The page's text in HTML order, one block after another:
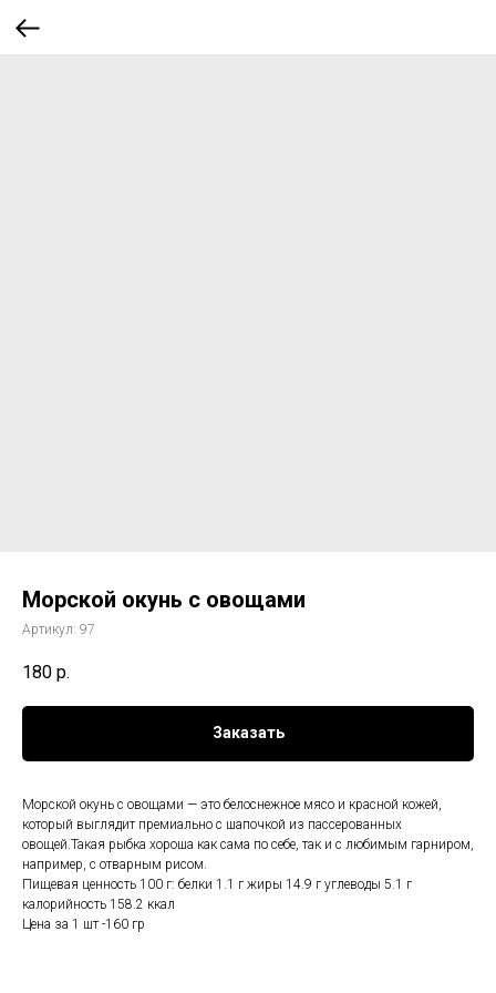
Морской окунь с овощами
Артикул: 97
180 р.
Заказать
Морской окунь с овощами — это белоснежное мясо и красной кожей,
который выглядит премиально с шапочкой из пассерованных
овощей.Такая рыбка хороша как сама по себе, так и с любимым гарниром,
например, с отварным рисом.
Пищевая ценность 100 г: белки 1.1 г жиры 14.9 г углеводы 5.1 г
калорийность 158.2 ккал
Цена за 1 шт -160 гр